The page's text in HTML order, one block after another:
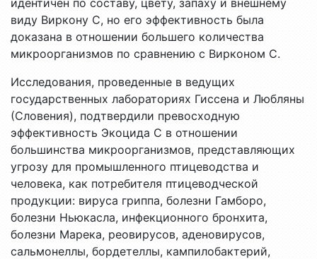
идентичен по составу, цвету, запаху и внешнему
виду Виркону С, но его эффективность была
доказана в отношении большего количества
микроорганизмов по сравнению с Вирконом С.
Исследования, проведенные в ведущих
государственных лабораториях Гиссена и Любляны
(Словения), подтвердили превосходную
эффективность Экоцида С в отношении
большинства микроорганизмов, представляющих
угрозу для промышленного птицеводства и
человека, как потребителя птицеводческой
продукции: вируса гриппа, болезни Гамборо,
болезни Ньюкасла, инфекционного бронхита,
болезни Марека, реовирусов, аденовирусов,
сальмонеллы, бордетеллы, кампилобактерий,